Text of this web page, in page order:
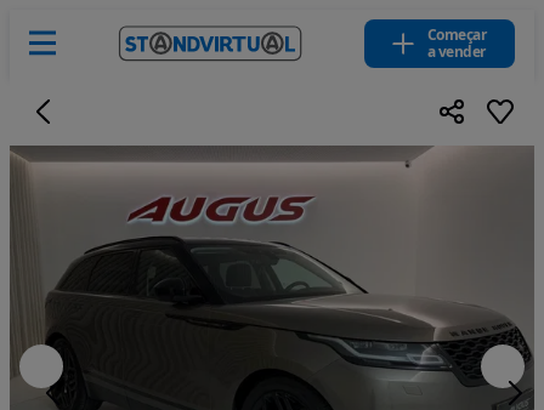
Começar
a vender